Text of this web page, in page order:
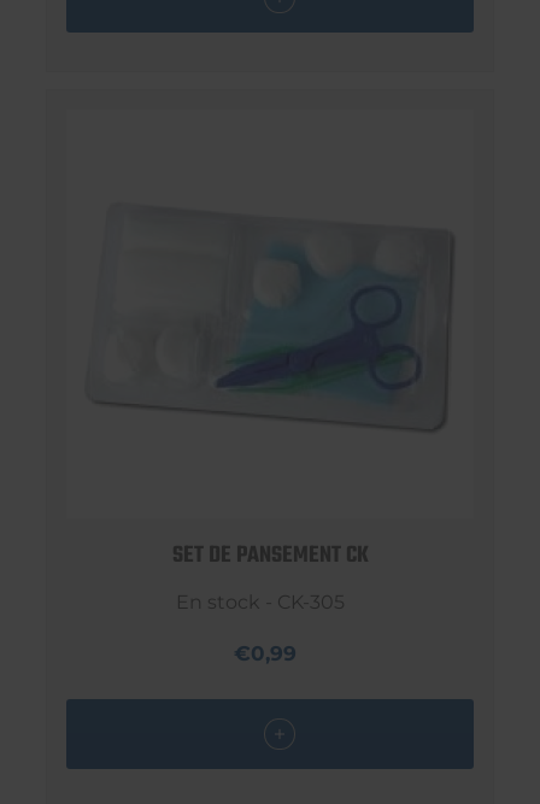
SET DE PANSEMENT CK
En stock - CK-305
€0,99